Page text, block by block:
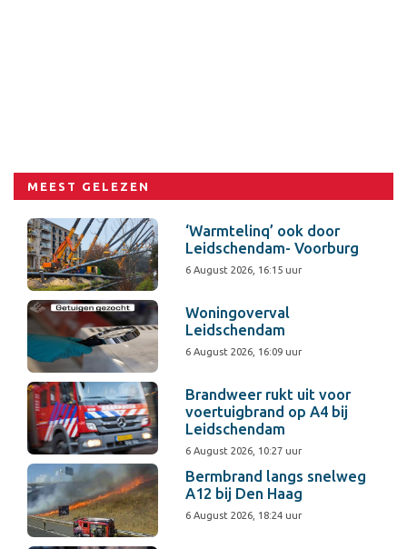
MEEST GELEZEN
‘Warmtelinq’ ook door
Leidschendam- Voorburg
6 August 2026, 16:15 uur
Woningoverval
Leidschendam
6 August 2026, 16:09 uur
Brandweer rukt uit voor
voertuigbrand op A4 bij
Leidschendam
6 August 2026, 10:27 uur
Bermbrand langs snelweg
A12 bij Den Haag
6 August 2026, 18:24 uur